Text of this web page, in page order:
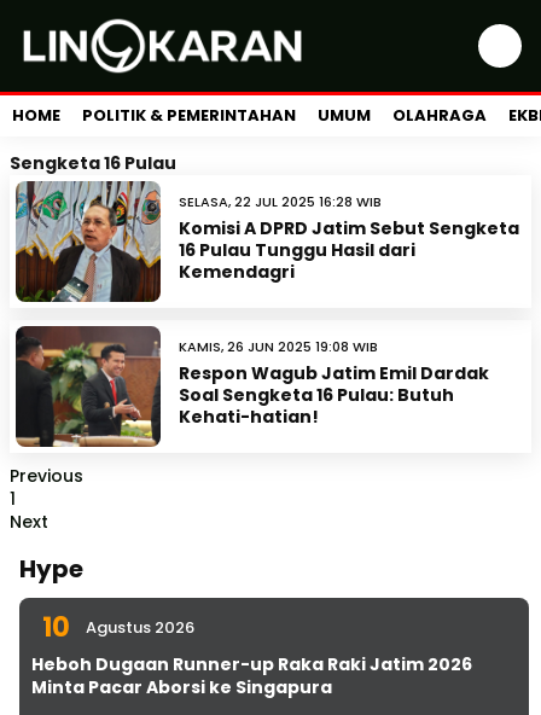
HOME POLITIK & PEMERINTAHAN UMUM OLAHRAGA
Sengketa 16 Pulau
SELASA, 22 JUL 2025 16:28 WIB
Komisi A DPRD Jatim Sebut Sengketa
16 Pulau Tunggu Hasil dari
Kemendagri
KAMIS, 26 JUN 2025 19:08 WIB
Respon Wagub Jatim Emil Dardak
Soal Sengketa 16 Pulau: Butuh
Kehati-hatian!
Previous
1
Next
Hype
10 Agustus 2026
Heboh Dugaan Runner-up Raka Raki Jatim 2026
Minta Pacar Aborsi ke Singapura